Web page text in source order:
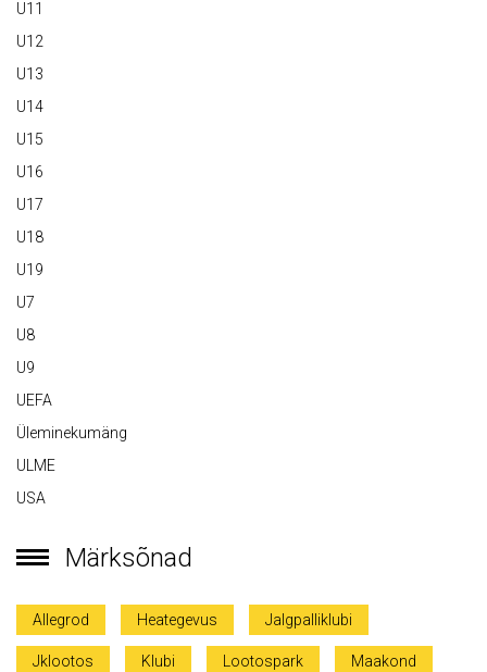
U11
U12
U13
U14
U15
U16
U17
U18
U19
U7
U8
U9
UEFA
Üleminekumäng
ULME
USA
Märksõnad
Allegrod Heategevus Jalgpalliklubi
Jklootos Klubi Lootospark Maakond